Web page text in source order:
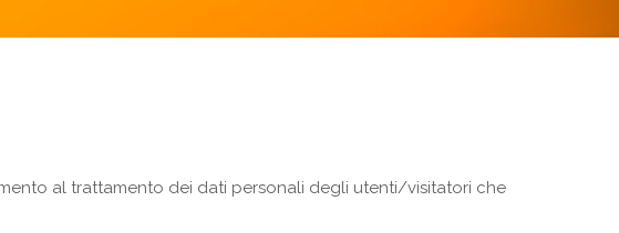
al trattamento dei dati personali degli utenti/visitatori che